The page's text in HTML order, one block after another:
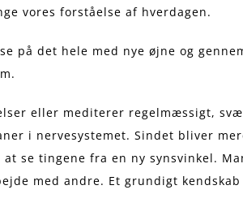
vores forståelse af hverdagen.
på det hele med nye øjne og
eller mediterer regelmæssigt,
i nervesystemet. Sindet bliver
se tingene fra en ny synsvinkel.
med andre. Et grundigt